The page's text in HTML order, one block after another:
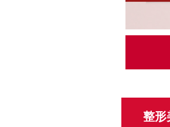
整形